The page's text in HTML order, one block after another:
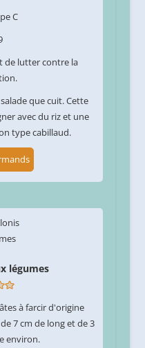
C
de lutter contre la
que cuit. Cette
avec du riz et une
type cabillaud.
légumes
à farcir d'origine
7 cm de long et de 3
environ.